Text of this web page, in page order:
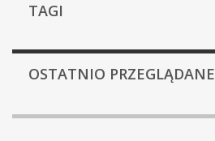
TAGI
OSTATNIO PRZEGLĄDANE